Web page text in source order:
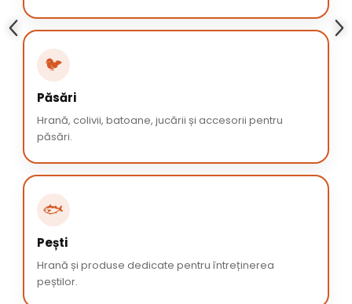
🐦
Păsări
Hrană, colivii, batoane, jucării și accesorii pentru
păsări.
🐟
Pești
Hrană și produse dedicate pentru întreținerea
peștilor.